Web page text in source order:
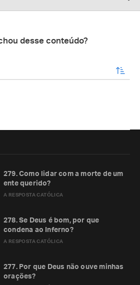
desse conteúdo?
enviar
A RESPOSTA CATÓLICA
279. Como lidar com a morte de um
ente querido?
A RESPOSTA CATÓLICA
278. Se Deus é bom, por que
condena ao Inferno?
277. Por que Deus não ouve minhas
orações?